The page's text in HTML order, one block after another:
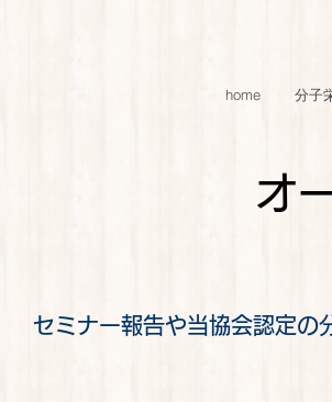
home 分子
オ
セミナー報告や当協会認定の